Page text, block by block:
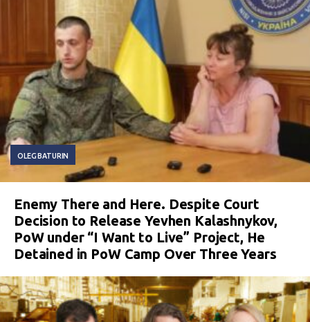
OLEG BATURIN
Enemy There and Here. Despite Court
Decision to Release Yevhen Kalashnykov,
PoW under “I Want to Live” Project, He
Detained in PoW Camp Over Three Years